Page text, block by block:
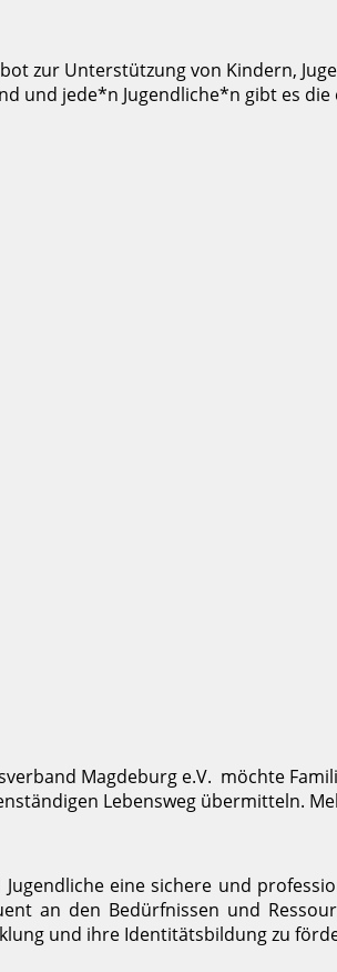
zur Unterstützung von Kindern,
und jede*n Jugendliche*n gibt es
Magdeburg e.V. möchte
Lebensweg übermitteln.
eine sichere und
an den Bedürfnissen und
und ihre Identitätsbildung zu